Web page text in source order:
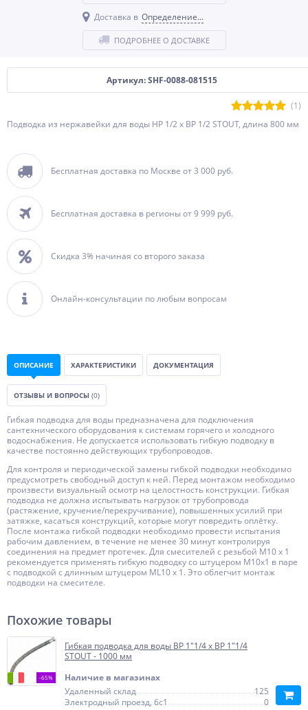
Артикул: SHF-0088-081515
(1)
Подводка из нержавейки для воды НР 1/2 х ВР 1/2 STOUT, длина 800 мм
Бесплатная доставка по Москве от 3 000 руб.
Бесплатная доставка в регионы от 9 999 руб.
Скидка 3% начиная со второго заказа
Онлайн-консультации по любым вопросам
Доставка в Определение...
ПОДРОБНЕЕ О ДОСТАВКЕ
ОПИСАНИЕ ХАРАКТЕРИСТИКИ ДОКУМЕНТАЦИЯ
ОТЗЫВЫ И ВОПРОСЫ (0)
Гибкая подводка для воды предназначена для подключения
сантехнического оборудования к системам горячего и холодного
водоснабжения. Не допускается использовать гибкую подводку в
качестве постоянно действующих трубопроводов.
Для контроля и периодической замены гибкой подводки необходимо
предусмотреть свободный доступ к ней. Перед монтажом необходимо
произвести визуальный осмотр на целостность конструкции. Гибкая
подводка не должна испытывать нагрузок от трубопровода
(растяжение, кручение/перекручивание), повышенных усилий при
затяжке, касаться конструкций, которые могут повредить оплётку.
После монтажа гибкой подводки необходимо провести испытания
рабочим давлением, в течение не менее 30 минут контролируя
соединения на предмет протечек. Для смесителей с резьбой M10 x 1
рекомендуется применять гибкую подводку со штуцером M10x1 в паре
с подводкой с длинным штуцером ML10 x 1. Это облегчит монтаж
подводки на смесителе.
Похожие товары
-65%
Гибкая подводка для воды ВР 1"1/4 х ВР 1"1/4
STOUT - 1000 мм
Наличие в магазинах
Удаленный склад
125
Электродный проезд, 6с1
0